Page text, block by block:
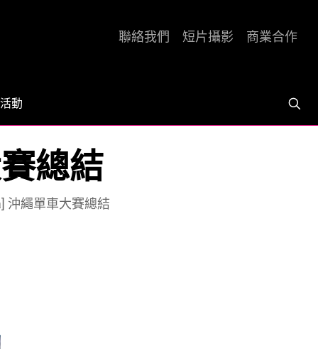
活動
聯絡我們 短片攝影 商業合作
總結
沖繩單車大賽總結